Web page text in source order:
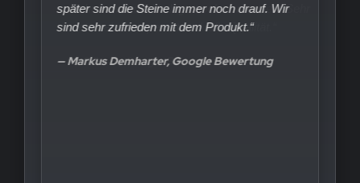
später sind die Steine immer noch drauf. Wir
sind sehr zufrieden mit dem Produkt.“
— Markus Demharter, Google Bewertung